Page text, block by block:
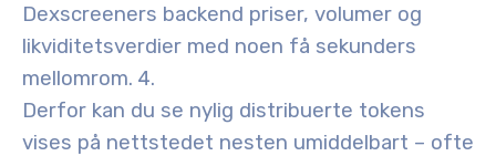
Dexscreeners backend priser, volumer og
likviditetsverdier med noen få sekunders
mellomrom. 4.
Derfor kan du se nylig distribuerte tokens
vises på nettstedet nesten umiddelbart – ofte